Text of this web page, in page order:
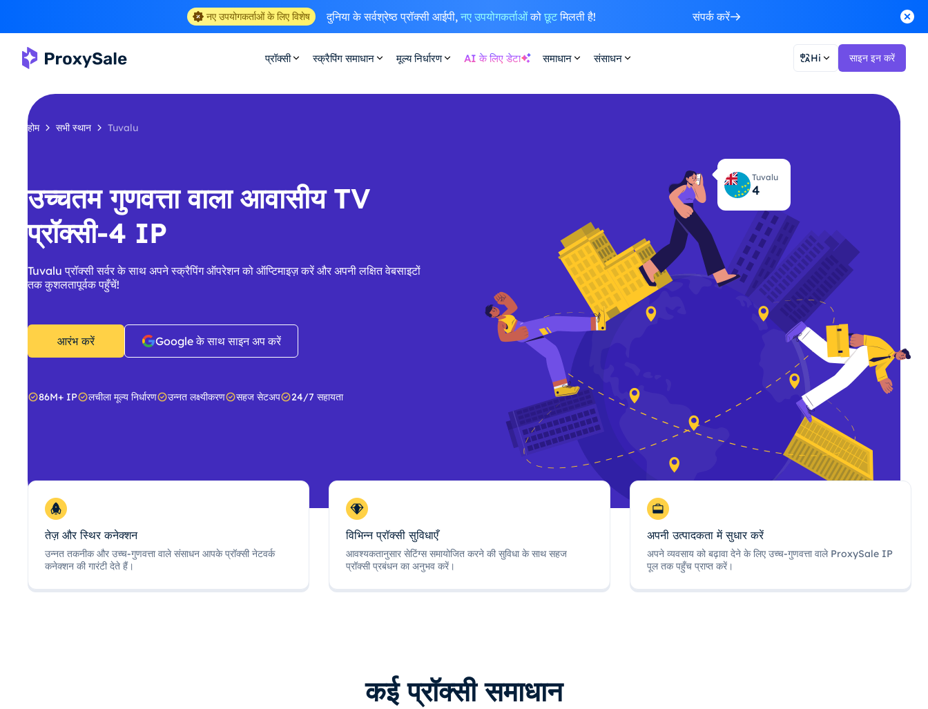
नए उपयोगकर्ताओं के लिए विशेष दुनिया के सर्वश्रेष्ठ प्रॉक्सी आईपी, नए उपयोगकर्ताओंको छूटमिलती है! संपर्क करें
प्रॉक्सी स्क्रैपिंग समाधान मूल्य निर्धारण AI के लिए डेटा समाधान संसाधन Hi साइन इन करें
होम सभी स्थान Tuvalu
उच्चतम गुणवत्ता वाला आवासीय TV
प्रॉक्सी-4 IP
Tuvalu प्रॉक्सी सर्वर के साथ अपने स्क्रैपिंग ऑपरेशन को ऑप्टिमाइज़ करें और अपनी लक्षित वेबसाइटों
तक कुशलतापूर्वक पहुँचें!
आरंभ करें Google के साथ साइन अप करें
86M+ IP लचीला मूल्य निर्धारण उन्नत लक्ष्यीकरण सहज सेटअप 24/7 सहायता
Tuvalu
4
तेज़ और स्थिर कनेक्शन
उन्नत तकनीक और उच्च-गुणवत्ता वाले संसाधन आपके प्रॉक्सी नेटवर्क
कनेक्शन की गारंटी देते हैं।
विभिन्न प्रॉक्सी सुविधाएँ
आवश्यकतानुसार सेटिंग्स समायोजित करने की सुविधा के साथ सहज
प्रॉक्सी प्रबंधन का अनुभव करें।
अपनी उत्पादकता में सुधार करें
अपने व्यवसाय को बढ़ावा देने के लिए उच्च-गुणवत्ता वाले ProxySale IP
पूल तक पहुँच प्राप्त करें।
कई प्रॉक्सी समाधान